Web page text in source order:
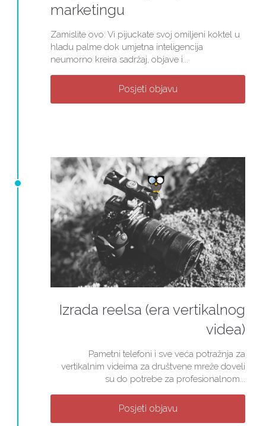
marketingu
Zamislite ovo: Vi pijuckate svoj omiljeni koktel u
hladu palme dok umjetna inteligencija
neumorno kreira sadržaj, objave i...
Posjeti objavu
Izrada reelsa (era vertikalnog
videa)
Pametni telefoni i sve veća potražnja za
vertikalnim videima za društvene mreže doveli
su do potrebe za profesionalnom...
Posjeti objavu